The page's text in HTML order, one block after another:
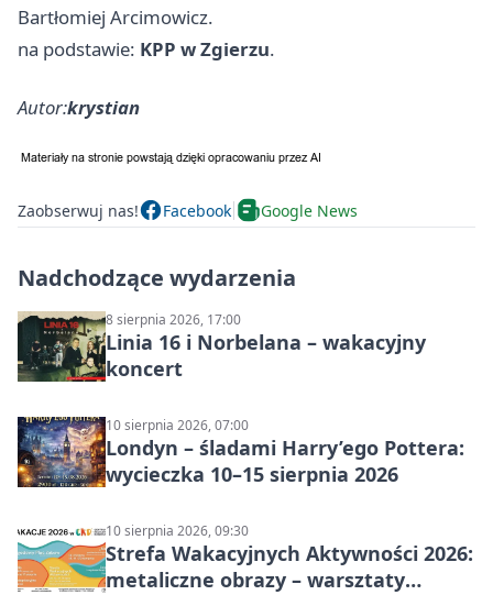
Bartłomiej Arcimowicz.
na podstawie: KPP w Zgierzu.
Autor:krystian
Zaobserwuj nas! Facebook Google News
Nadchodzące wydarzenia
8 sierpnia 2026, 17:00
Linia 16 i Norbelana – wakacyjny
koncert
10 sierpnia 2026, 07:00
Londyn – śladami Harry’ego Pottera:
wycieczka 10–15 sierpnia 2026
10 sierpnia 2026, 09:30
Strefa Wakacyjnych Aktywności 2026:
metaliczne obrazy – warsztaty